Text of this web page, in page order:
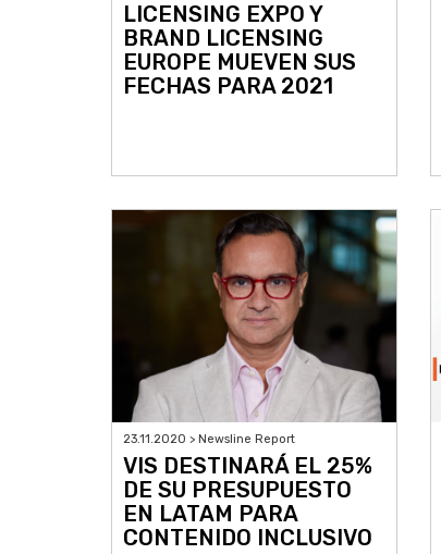
LICENSING EXPO Y
BRAND LICENSING
EUROPE MUEVEN SUS
FECHAS PARA 2021
23.11.2020 > Newsline Report
VIS DESTINARÁ EL 25%
DE SU PRESUPUESTO
EN LATAM PARA
CONTENIDO INCLUSIVO